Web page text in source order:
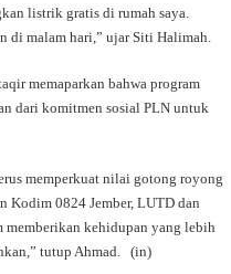
listrik gratis di rumah saya.
di malam hari,” ujar Siti Halimah.
memaparkan bahwa program
dari komitmen sosial PLN untuk
memperkuat nilai gotong royong
Kodim 0824 Jember, LUTD dan
memberikan kehidupan yang lebih
tutup Ahmad. (in)